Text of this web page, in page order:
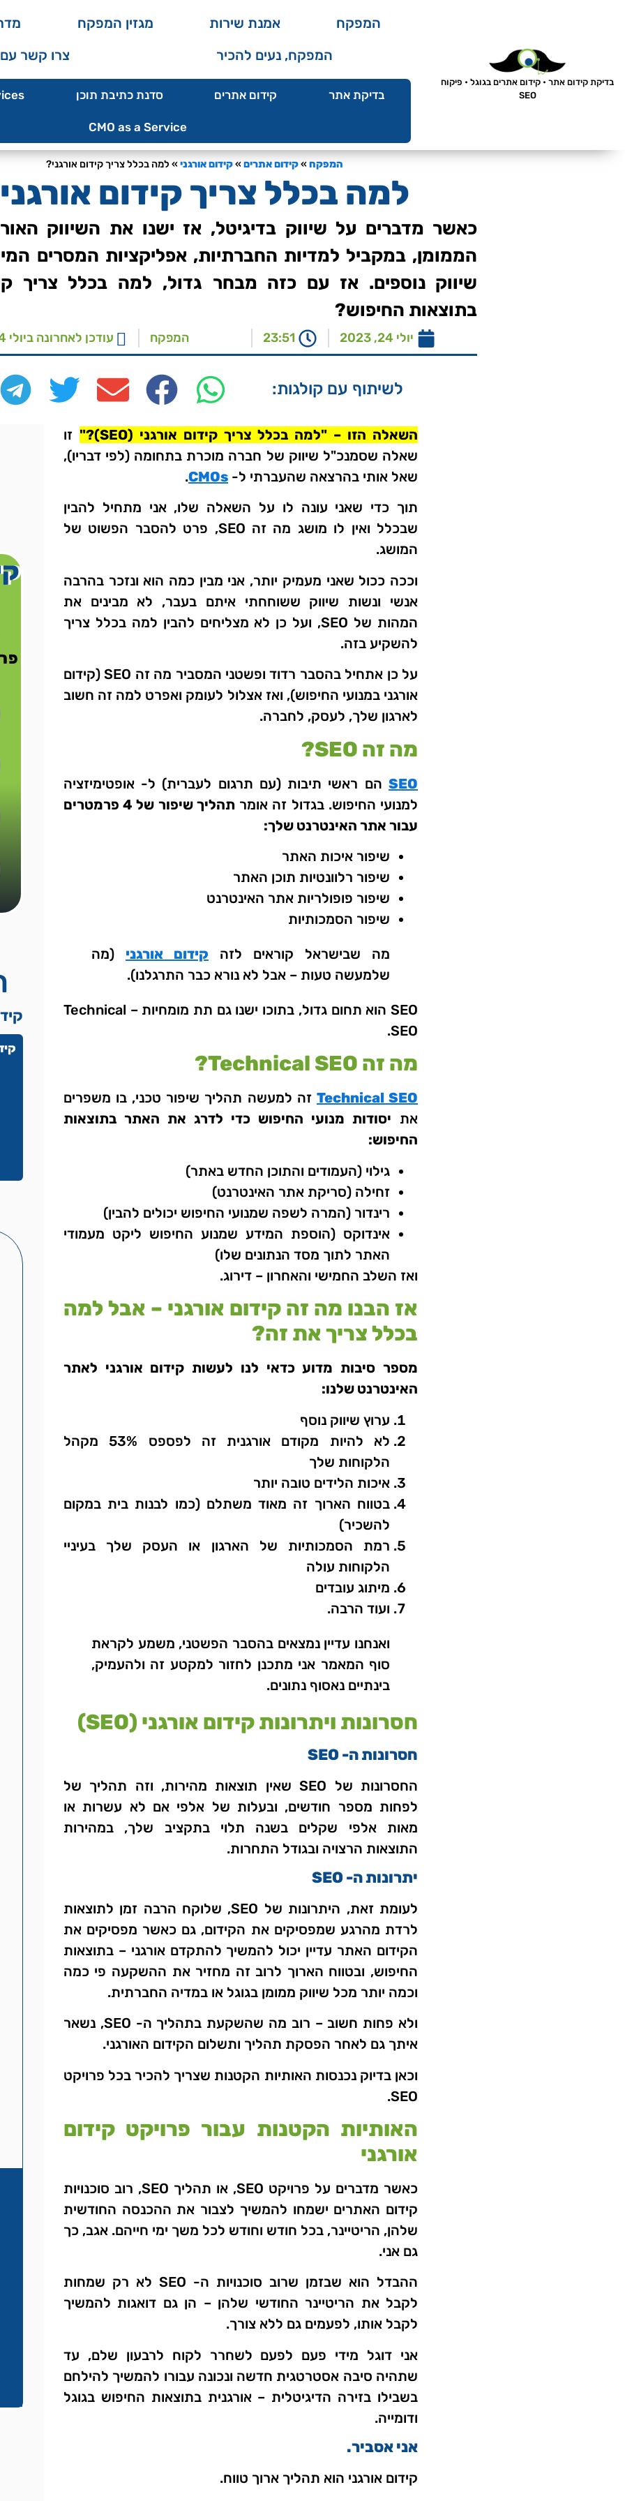
בדיקת קידום אתר • קידום אתרים בגוגל • פיקוח
SEO
המפקח אמנת שירות מגזין המפקח
המפקח, נעים להכיר
צרו קשר
בדיקת אתר קידום אתרים סדנת כתיבת תוכן
CMO as a Service
המפקח »קידום אתרים »קידום אורגני » למה בכלל צריך קידום אורגני?
למה בכלל צריך קידום
כאשר מדברים על שיווק בדיגיטל, אז ישנו את השיווק
הממומן, במקביל למדיות החברתיות, אפליקציות המסרים
שיווק נוספים. אז עם כזה מבחר גדול, למה בכלל צריך
בתוצאות החיפוש?
יולי 24, 2023 23:51 המפקח עודכן לאחרונה ביולי 24, 2023
לשיתוף עם קולגות:
השאלה הזו – "למה בכלל צריך קידום אורגני (SEO)?"
זו
שאלה שסמנכ"ל שיווק של חברה מוכרת בתחומה (לפי דבריו),
שאל אותי בהרצאה שהעברתי ל-CMOs
.
תוך כדי שאני עונה לו על השאלה שלו, אני מתחיל להבין
שבכלל ואין לו מושג מה זה SEO, פרט להסבר הפשוט של
המושג.
וככה ככול שאני מעמיק יותר, אני מבין כמה הוא ונזכר בהרבה
אנשי ונשות שיווק ששוחחתי איתם בעבר, לא מבינים את
המהות של SEO, ועל כן לא מצליחים להבין למה בכלל צריך
להשקיע בזה.
על כן אתחיל בהסבר רדוד ופשטני המסביר מה זה SEO (קידום
אורגני במנועי החיפוש), ואז אצלול לעומק ואפרט למה זה חשוב
לארגון שלך, לעסק, לחברה.
מה זה SEO?
SEO הם ראשי תיבות (עם תרגום לעברית) ל- אופטימיזציה
למנועי החיפוש. בגדול זה אומר
תהליך שיפור של 4 פרמטרים
עבור אתר האינטרנט שלך:
שיפור איכות האתר
שיפור רלוונטיות תוכן האתר
שיפור פופולריות אתר האינטרנט
שיפור הסמכותיות
מה שבישראל קוראים לזה קידום אורגני (מה
שלמעשה טעות – אבל לא נורא כבר התרגלנו).
SEO הוא תחום גדול, בתוכו ישנו גם תת מומחיות – Technical
SEO.
מה זה Technical SEO?
Technical SEO זה למעשה תהליך שיפור טכני, בו משפרים
את יסודות מנועי החיפוש כדי לדרג את האתר בתוצאות
החיפוש:
גילוי (העמודים והתוכן החדש באתר)
זחילה (סריקת אתר האינטרנט)
רינדור (המרה לשפה שמנועי החיפוש יכולים להבין)
אינדוקס (הוספת המידע שמנוע החיפוש ליקט מעמודי
האתר לתוך מסד הנתונים שלו)
ואז השלב החמישי והאחרון – דירוג.
אז הבנו מה זה קידום אורגני – אבל למה
בכלל צריך את זה?
מספר סיבות מדוע כדאי לנו לעשות קידום אורגני לאתר
האינטרנט שלנו:
ערוץ שיווק נוסף
לא להיות מקודם אורגנית זה לפספס 53% מקהל
הלקוחות שלך
איכות הלידים טובה יותר
בטווח הארוך זה מאוד משתלם (כמו לבנות בית במקום
להשכיר)
רמת הסמכותיות של הארגון או העסק שלך בעיניי
הלקוחות עולה
מיתוג עובדים
ועוד הרבה.
ואנחנו עדיין נמצאים בהסבר הפשטני, משמע לקראת
סוף המאמר אני מתכנן לחזור למקטע זה ולהעמיק,
בינתיים נאסוף נתונים.
חסרונות ויתרונות קידום אורגני (SEO)
חסרונות ה- SEO
החסרונות של SEO שאין תוצאות מהירות, וזה תהליך של
לפחות מספר חודשים, ובעלות של אלפי אם לא עשרות או
מאות אלפי שקלים בשנה תלוי בתקציב שלך, במהירות
התוצאות הרצויה ובגודל התחרות.
יתרונות ה- SEO
לעומת זאת, היתרונות של SEO, שלוקח הרבה זמן לתוצאות
לרדת מהרגע שמפסיקים את הקידום, גם כאשר מפסיקים את
הקידום האתר עדיין יכול להמשיך להתקדם אורגני – בתוצאות
החיפוש, ובטווח הארוך לרוב זה מחזיר את ההשקעה פי כמה
וכמה יותר מכל שיווק ממומן בגוגל או במדיה החברתית.
ולא פחות חשוב – רוב מה שהשקעת בתהליך ה- SEO, נשאר
איתך גם לאחר הפסקת תהליך ותשלום הקידום האורגני.
וכאן בדיוק נכנסות האותיות הקטנות שצריך להכיר בכל פרויקט
SEO.
האותיות הקטנות עבור פרויקט קידום
אורגני
כאשר מדברים על פרויקט SEO, או תהליך SEO, רוב סוכנויות
קידום האתרים ישמחו להמשיך לצבור את ההכנסה החודשית
שלהן, הריטיינר, בכל חודש וחודש לכל משך ימי חייהם. אגב, כך
גם אני.
ההבדל הוא שבזמן שרוב סוכנויות ה- SEO לא רק שמחות
לקבל את הריטיינר החודשי שלהן – הן גם דואגות להמשיך
לקבל אותו, לפעמים גם ללא צורך.
אני דוגל מידי פעם לפעם לשחרר לקוח לרבעון שלם, עד
שתהיה סיבה אסטרטגית חדשה ונכונה עבורו להמשיך להילחם
בשבילו בזירה הדיגיטלית – אורגנית בתוצאות החיפוש בגוגל
ודומייה.
אני אסביר.
קידום אורגני הוא תהליך ארוך טווח.